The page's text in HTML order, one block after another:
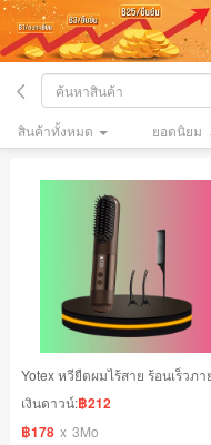
สินค้าทั้งหมด ยอดนิยม
เงินดาวน์:฿212
฿178 x 3Mo